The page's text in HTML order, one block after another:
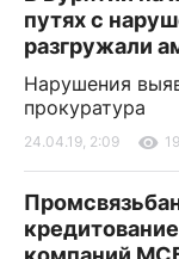
путях с
разгружали
Нарушения
прокуратура
24.04.19, 2:09